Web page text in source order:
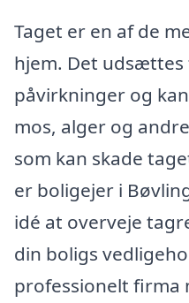
Taget er en af de
hjem. Det
påvirkninger og
mos, alger og
som kan skade
er boligejer i
idé at overveje
din boligs
professionelt firma